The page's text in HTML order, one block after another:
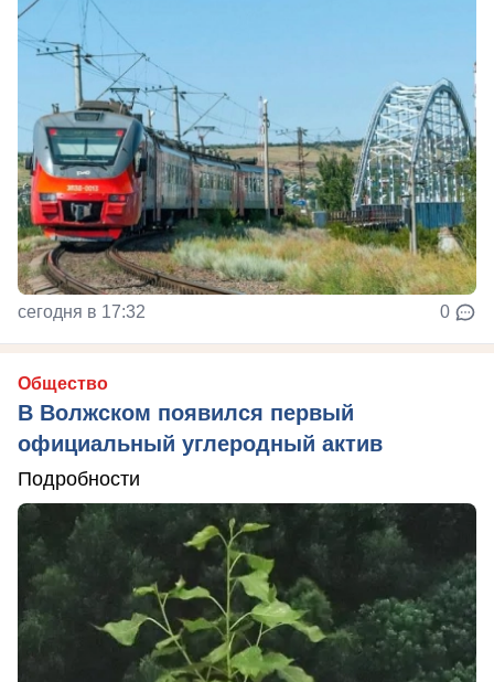
сегодня в 17:32 0
Общество
В Волжском появился первый
официальный углеродный актив
Подробности